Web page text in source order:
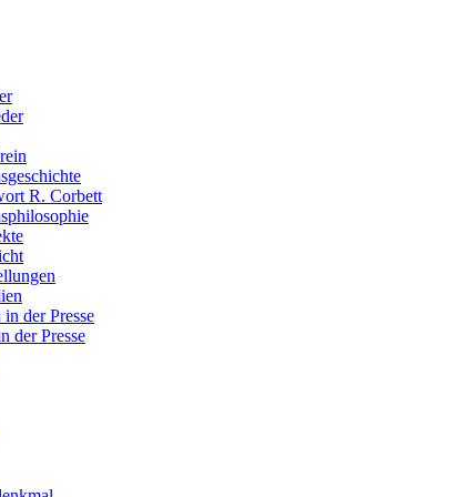
R. Corbett
in der Presse
der Presse